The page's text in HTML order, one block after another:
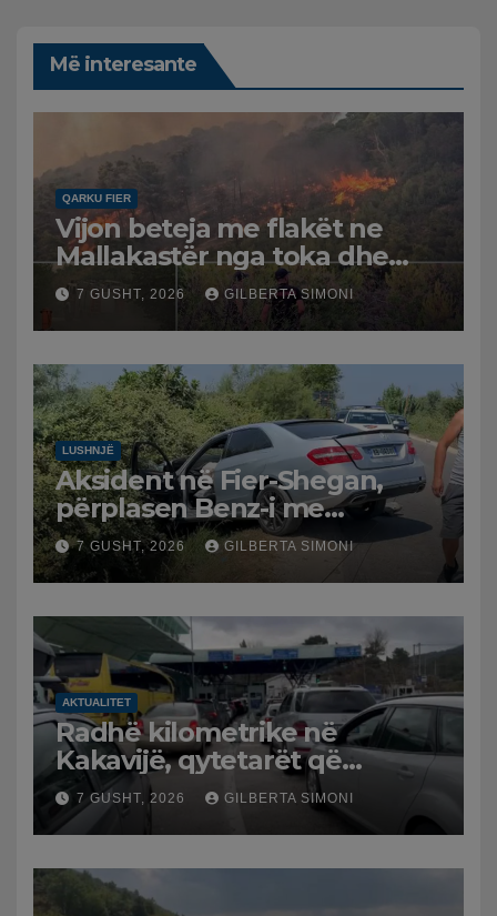
Më interesante
QARKU FIER
Vijon beteja me flakët ne
Mallakastër nga toka dhe
nga ajri me dy helikopterë.
7 GUSHT, 2026 GILBERTA SIMONI
LUSHNJË
Aksident në Fier-Shegan,
përplasen Benz-i me
furgonin, plagoset një i
moshuar
7 GUSHT, 2026 GILBERTA SIMONI
AKTUALITET
Radhë kilometrike në
Kakavijë, qytetarët që
kthehen në Shqipëri
bllokohen në temperatura të
larta, pala greke punon me
ritme të ngadalta
7 GUSHT, 2026 GILBERTA SIMONI